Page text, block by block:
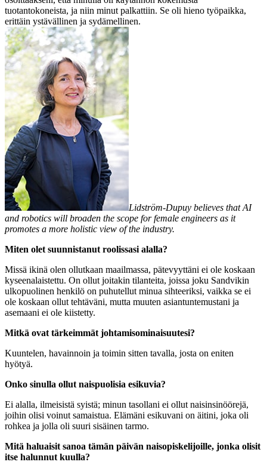
tuotantokoneista, ja niin minut palkattiin. Se oli hieno työpaikka,
erittäin ystävällinen ja sydämellinen.
Lidström-Dupuy believes that AI
and robotics will broaden the scope for female engineers as it
promotes a more holistic view of the industry.
Miten olet suunnistanut roolissasi alalla?
Missä ikinä olen ollutkaan maailmassa, pätevyyttäni ei ole koskaan
kyseenalaistettu. On ollut joitakin tilanteita, joissa joku Sandvikin
ulkopuolinen henkilö on puhutellut minua sihteeriksi, vaikka se ei
ole koskaan ollut tehtäväni, mutta muuten asiantuntemustani ja
asemaani ei ole kiistetty.
Mitkä ovat tärkeimmät johtamisominaisuutesi?
Kuuntelen, havainnoin ja toimin sitten tavalla, josta on eniten
hyötyä.
Onko sinulla ollut naispuolisia esikuvia?
Ei alalla, ilmeisistä syistä; minun tasollani ei ollut naisinsinöörejä,
joihin olisi voinut samaistua. Elämäni esikuvani on äitini, joka oli
rohkea ja jolla oli suuri sisäinen tarmo.
Mitä haluaisit sanoa tämän päivän naisopiskelijoille, jonka olisit
itse halunnut kuulla?